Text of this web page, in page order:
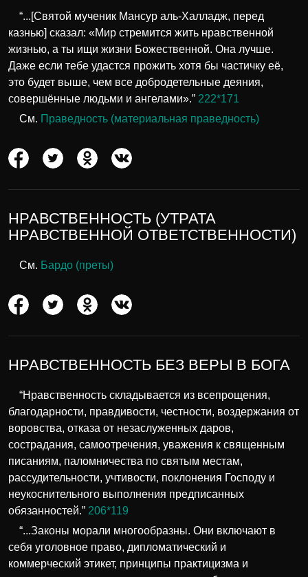
“...[Святой мученик Мансур аль-Халладж, перед
казнью] сказал: «Мир стремится жить нравственной
жизнью, а ты ищи жизни Божественной. Она лучше.
Даже если тебе удастся прожить хотя бы частичку её,
это будет выше, чем все добродетельные деяния,
совершённые людьми и ангелами».” 222*171
См. Праведность (материальная праведность)
НРАВСТВЕННОСТЬ (УТРАТА
НРАВСТВЕННОЙ ОТВЕТСТВЕННОСТИ)
См. Бардо (преты)
НРАВСТВЕННОСТЬ БЕЗ ВЕРЫ В БОГА
“Нравственность складывается из всепрощения,
благодарности, правдивости, честности, воздержания от
воровства, отказа от незаслуженных даров,
сострадания, самоотречения, уважения к священным
писаниям, паломничества по святым местам,
рассудительности, учтивости, поклонения Господу и
неукоснительного выполнения предписанных
обязанностей.” 206*119
“...Законы морали многообразны. Они включают в
себя уголовное право, дипломатический и
коммерческий этикет, принципы практицизма и